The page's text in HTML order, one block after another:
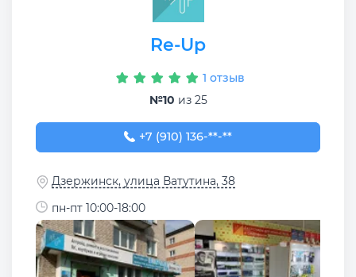
Re-Up
1 отзыв
№10 из 25
+7 (910) 136-47-77
+7 (910) 136-**-**
Дзержинск, улица Ватутина, 38
пн-пт 10:00-18:00